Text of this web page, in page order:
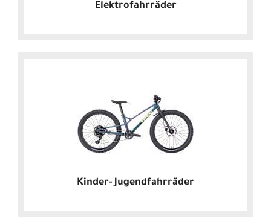
Elektrofahrräder
Kinder- Jugendfahrräder